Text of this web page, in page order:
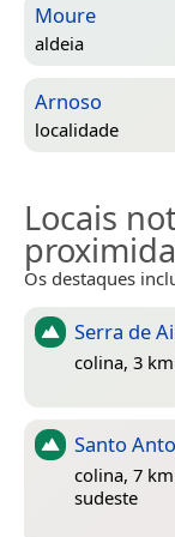
Moure
aldeia
Arnoso
localidade
Locais
Os destaques
Serra de
colina, 3
Santo
colina, 7
sudeste